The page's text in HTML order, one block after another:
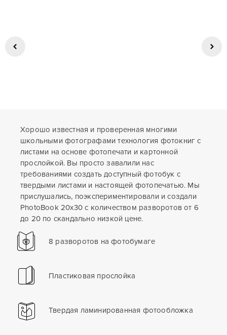
Хорошо известная и проверенная многими
школьными фотографами технология фотокниг с
листами на основе фотопечати и картонной
прослойкой. Вы просто завалили нас
требованиями создать доступный фотобук с
твердыми листами и настоящей фотопечатью. Мы
прислушались, поэкспериментировали и создали
PhotoBook 20x30 с количеством разворотов от 6
до 20 по скандально низкой цене.
8 разворотов на фотобумаге
Пластиковая прослойка
Твердая ламинированная фотообложка